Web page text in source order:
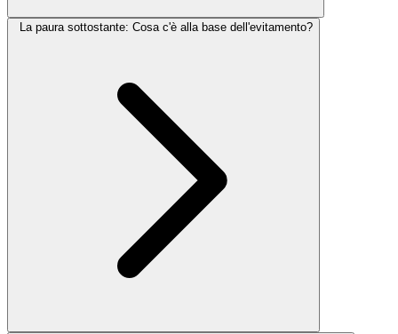
La paura sottostante: Cosa c'è alla base dell'evitamento?